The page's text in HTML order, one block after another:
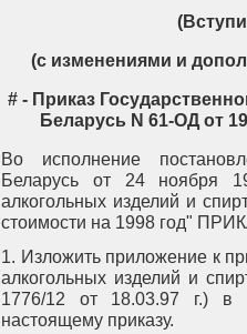
(с изменениями и
# - Приказ
Беларусь N 61-ОД от
Во исполнение
Беларусь от 24 ноября
алкогольных изделий и
стоимости на 1998 год"
1. Изложить приложение к
алкогольных изделий и
1776/12 от 18.03.97 г.) в
настоящему приказу.